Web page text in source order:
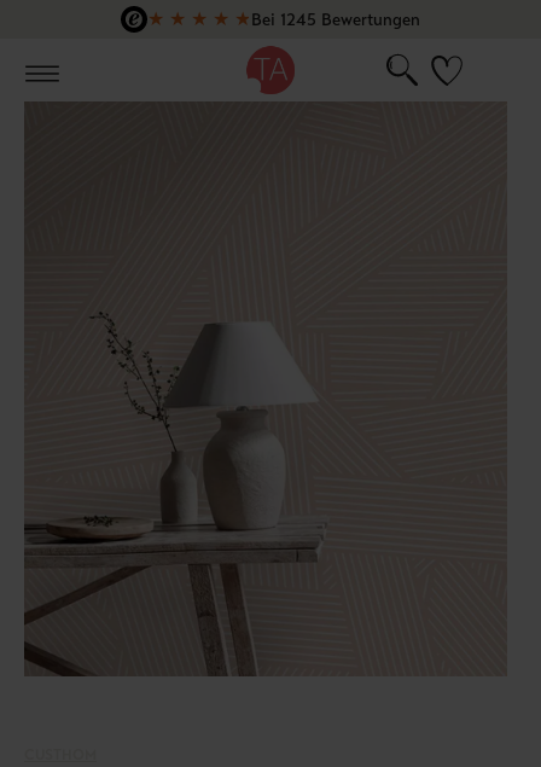
Zum Hauptinhalt springen
★ ★ ★ ★ ★Bei 1245 Bewertungen